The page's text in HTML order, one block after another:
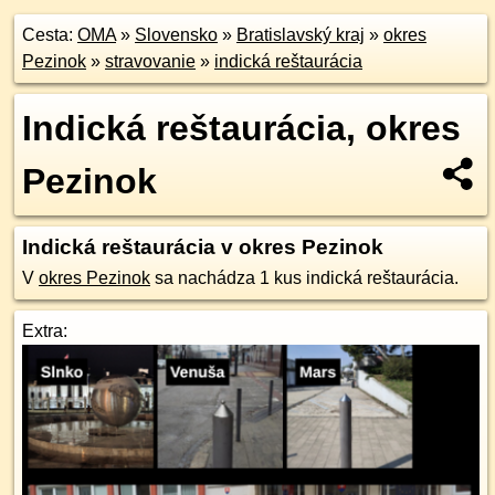
Cesta: OMA» Slovensko » Bratislavský kraj » okres
Pezinok » stravovanie » indická reštaurácia
Indická reštaurácia, okres
Pezinok
Indická reštaurácia v okres Pezinok
V okres Pezinok sa nachádza 1 kus indická reštaurácia.
Extra: